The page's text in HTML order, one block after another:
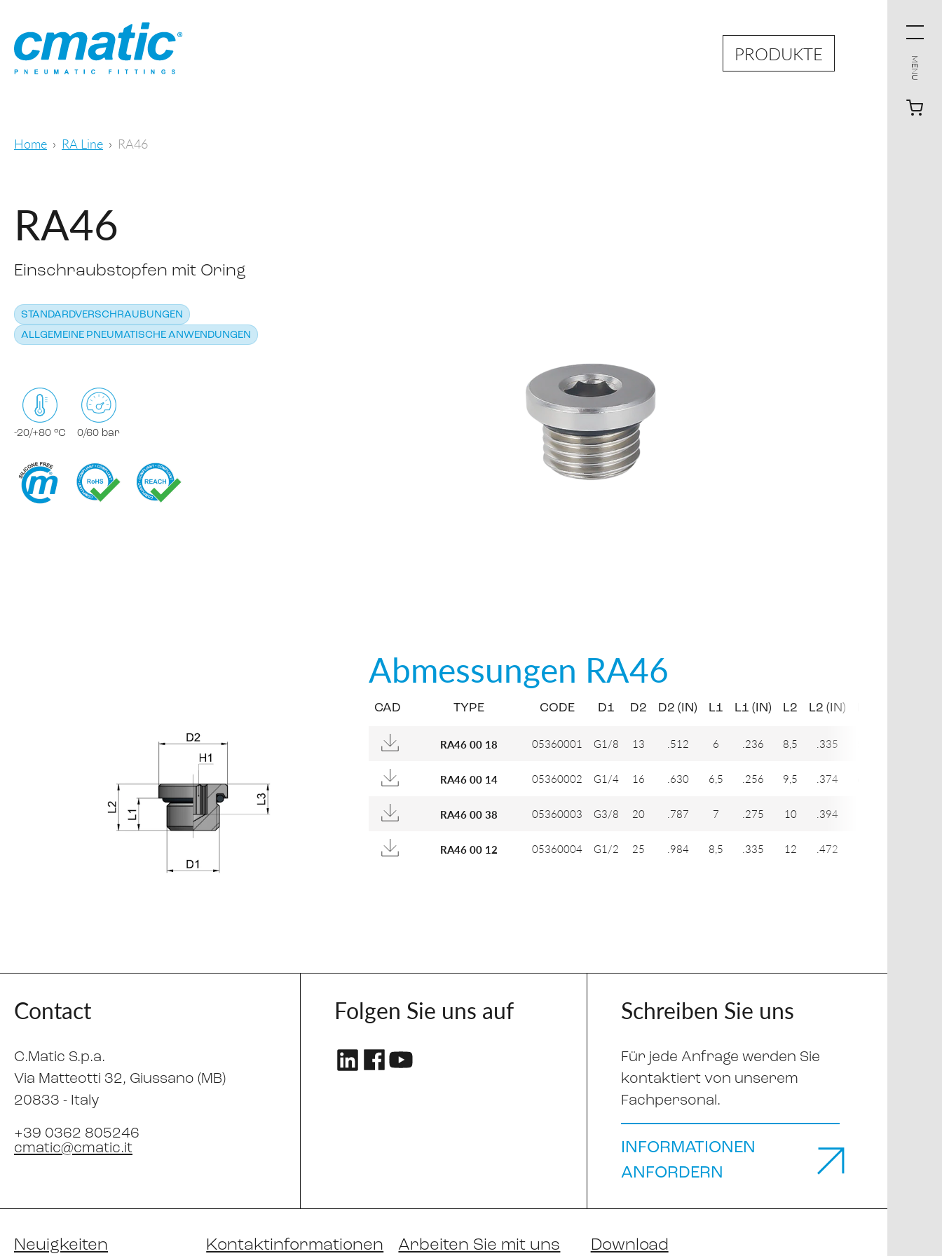
PRODUKTE
MENU
Home RA Line RA46
RA46
Einschraubstopfen mit Oring
STANDARDVERSCHRAUBUNGEN
ALLGEMEINE PNEUMATISCHE ANWENDUNGEN
-20/+80 °C 0/60 bar
Abmessungen RA46
CAD TYPE CODE D1 D2 D2 (IN) L1 L1 (IN) L2 L2 (IN)
RA46 00 18 05360001 G1/8 13 .512 6 .236 8,5 .335
RA46 00 14 05360002 G1/4 16 .630 6,5 .256 9,5 .374
RA46 00 38 05360003 G3/8 20 .787 7 .275 10 .394
RA46 00 12 05360004 G1/2 25 .984 8,5 .335 12 .472
Contact
C.Matic S.p.a.
Via Matteotti 32, Giussano (MB)
20833 - Italy
+39 0362 805246
cmatic@cmatic.it
Folgen Sie uns auf Schreiben Sie uns
Für jede Anfrage werden Sie
kontaktiert von unserem
Fachpersonal.
INFORMATIONEN
ANFORDERN
Neuigkeiten Kontaktinformationen Arbeiten Sie mit uns Download